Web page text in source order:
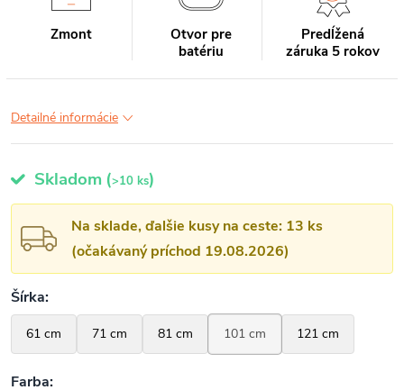
Zmont
Otvor pre
batériu
Predĺžená
záruka 5 rokov
Detailné informácie
Skladom (>10 ks)
Na sklade, ďalšie kusy na ceste: 13 ks
(očakávaný príchod 19.08.2026)